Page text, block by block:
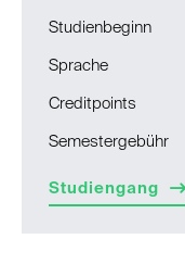
Studienbeginn
Sprache
Creditpoints
Semestergebühr
Studiengang